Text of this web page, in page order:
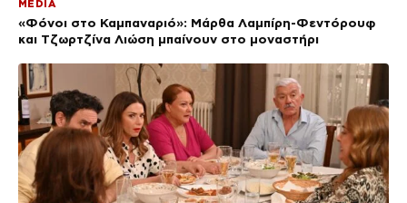
MEDIA
«Φόνοι στο Καμπαναριό»: Μάρθα Λαμπίρη-Φεντόρουφ
και Τζωρτζίνα Λιώση μπαίνουν στο μοναστήρι